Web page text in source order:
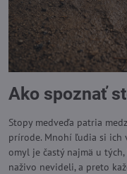
Ako spoznať
Stopy medveďa patria
prírode. Mnohí ľudia si ich
omyl je častý najmä u
naživo nevideli, a preto